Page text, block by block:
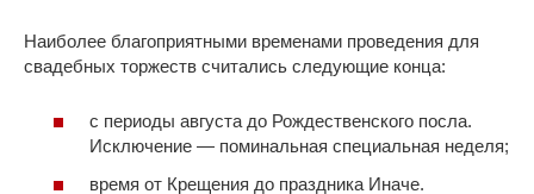
Наиболее благоприятными временами проведения для
свадебных торжеств считались следующие конца:
с периоды августа до Рождественского посла.
Исключение — поминальная специальная неделя;
время от Крещения до праздника Иначе.